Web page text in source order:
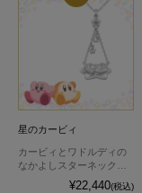
星のカービィ
カービィとワドルディの
なかよしスターネックレ
ス シルバー¥22,440(税込)